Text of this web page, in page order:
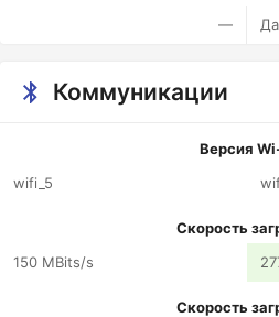
—
Да
Коммуникации
Версия
wifi_5
Скорость
150 MBits/s
Скорость